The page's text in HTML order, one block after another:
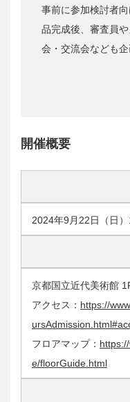
事前に参加検討者
品完成後、審査員
会・交流会なども企
開催概要
2024年9月22日（日
京都国立近代美術館
アクセス： https://
フロアマップ：
e/floorGuide.html